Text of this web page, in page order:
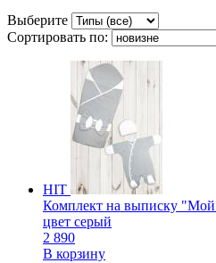
Выберите
Сортировать по:
HIT
Комплект на выписку
цвет серый
2 890
В корзину